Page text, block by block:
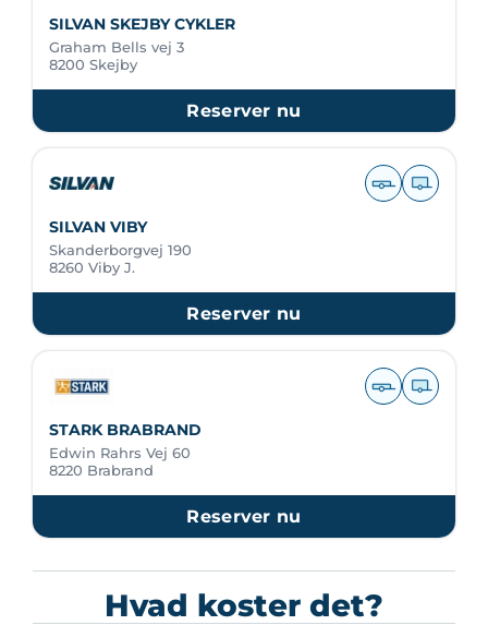
SILVAN SKEJBY CYKLER
Graham Bells vej 3
8200 Skejby
Reserver nu
SILVAN VIBY
Skanderborgvej 190
8260 Viby J.
Reserver nu
STARK BRABRAND
Edwin Rahrs Vej 60
8220 Brabrand
Reserver nu
Hvad koster det?